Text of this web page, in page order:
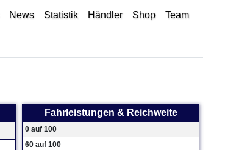
News Statistik Händler Shop Team
Fahrleistungen & Reichweite
0 auf 100
60 auf 100